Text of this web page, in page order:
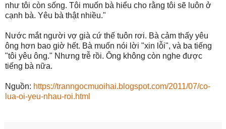
như tôi còn sống. Tôi muốn bà hiểu cho rằng tôi sẽ luôn ở
cạnh bà. Yêu bà thật nhiều."
Nước mắt người vợ già cứ thế tuôn rơi. Bà cảm thấy yêu
ông hơn bao giờ hết. Bà muốn nói lời "xin lỗi", và ba tiếng
"tôi yêu ông." Nhưng trễ rồi. Ông không còn nghe được
tiếng bà nữa.
Nguồn: https://tranngocmuoihai.blogspot.com/2011/07/co-
lua-oi-yeu-nhau-roi.html